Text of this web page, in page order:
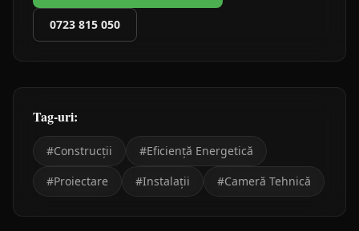
0723 815 050
Tag-uri:
#Construcții #Eficiență Energetică
#Proiectare #Instalații #Cameră Tehnică